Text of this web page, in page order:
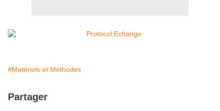
#Matériels et Méthodes
Partager